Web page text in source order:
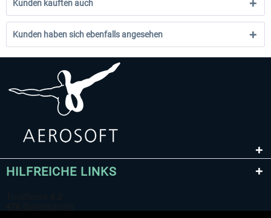
Kunden kauften auch
Kunden haben sich ebenfalls angesehen
HILFREICHE LINKS